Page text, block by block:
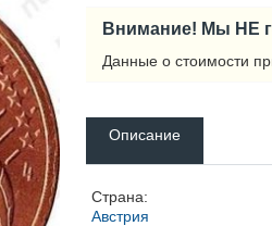
Внимание! Мы НЕ
Данные о стоимости
Описание
Страна:
Австрия